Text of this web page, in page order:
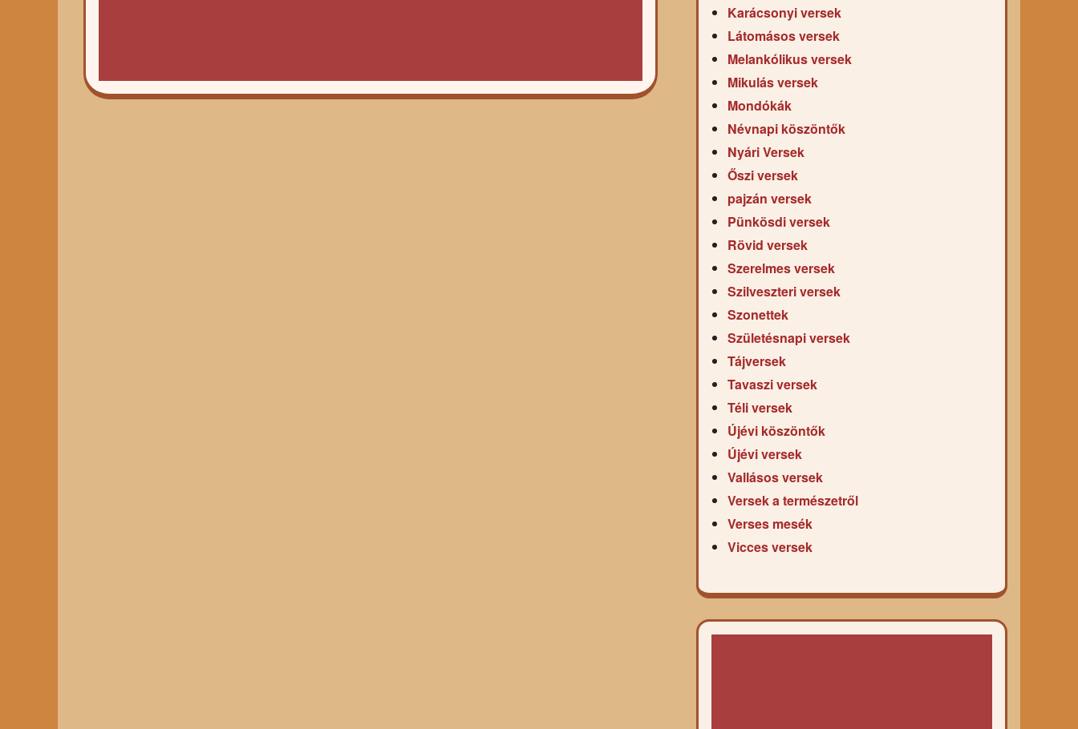
Karácsonyi versek
Látomásos versek
Melankólikus versek
Mikulás versek
Mondókák
Névnapi köszöntők
Nyári Versek
Őszi versek
pajzán versek
Pünkösdi versek
Rövid versek
Szerelmes versek
Szilveszteri versek
Szonettek
Születésnapi versek
Tájversek
Tavaszi versek
Téli versek
Újévi köszöntők
Újévi versek
Vallásos versek
Versek a természetről
Verses mesék
Vicces versek